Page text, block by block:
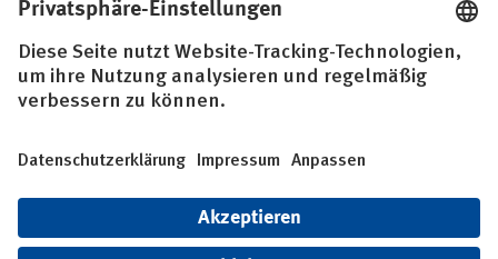
Netzwerken
Impressum
Datenschutz
Erklärung zur Barrierefreiheit